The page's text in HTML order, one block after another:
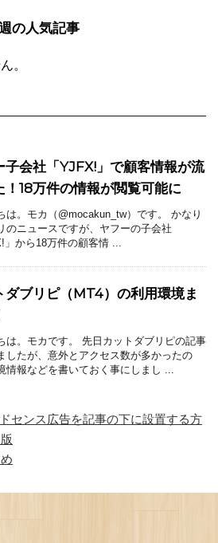
の人気記事
。
子会社「YJFX!」で顧客情報が流
！18万件の情報が閲覧可能に
は。モカ（@mocakun_tw）です。 かなり
のニュースですが、ヤフーの子会社
」から18万件の顧客情 ...
ダブリピ（MT4）の利用環境ま
は。モカです。 先日カットダブリピの記事
したが、意外とアクセス数が多かったの
情報などを書いておく事にしまし ...
センス広告を記事の下に設置する方